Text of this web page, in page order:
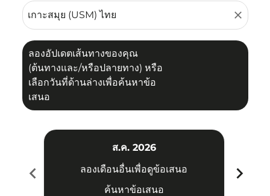
close
ลองอัปเดตเส้นทางของคุณ
(ต้นทางและ/หรือปลายทาง) หรือ
เลือกวันที่ด้านล่างเพื่อค้นหาข้อ
เสนอ
chevron_left
ส.ค. 2026
ลองเดือนอื่นเพื่อดูข้อเสนอ
ค้นหาข้อเสนอ
chevron_right